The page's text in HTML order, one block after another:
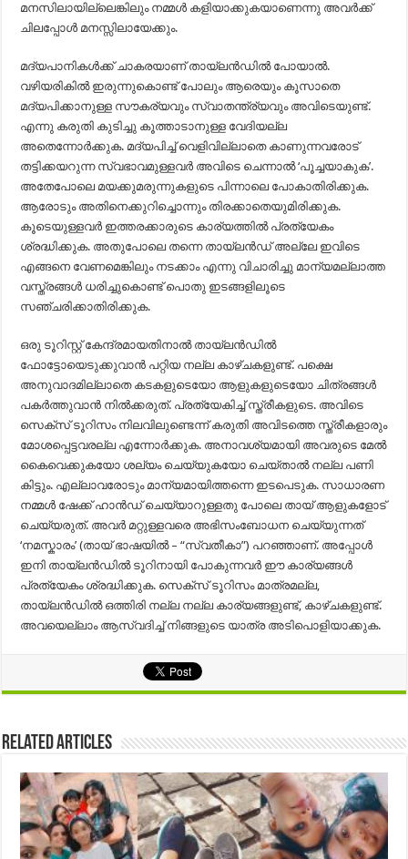
മനസിലായില്ലെങ്കിലും നമ്മൾ കളിയാക്കുകയാണെന്നു അവർക്ക്
ചിലപ്പോൾ മനസ്സിലായേക്കും.
മദ്യപാനികൾക്ക് ചാകരയാണ് തായ്‌ലൻഡിൽ പോയാൽ.
വഴിയരികിൽ ഇരുന്നുകൊണ്ട് പോലും ആരെയും കൂസാതെ
മദ്യപിക്കാനുള്ള സൗകര്യവും സ്വാതന്ത്ര്യവും അവിടെയുണ്ട്.
എന്നു കരുതി കുടിച്ചു കൂത്താടാനുള്ള വേദിയല്ല
അതെന്നോർക്കുക. മദ്യപിച്ച് വെളിവില്ലാതെ കാണുന്നവരോട്
തട്ടിക്കയറുന്ന സ്വഭാവമുള്ളവർ അവിടെ ചെന്നാൽ ‘പൂച്ചയാകുക’.
അതേപോലെ മയക്കുമരുന്നുകളുടെ പിന്നാലെ പോകാതിരിക്കുക.
ആരോടും അതിനെക്കുറിച്ചൊന്നും തിരക്കാതെയുമിരിക്കുക.
കൂടെയുള്ളവർ ഇത്തരക്കാരുടെ കാര്യത്തിൽ പ്രത്യേകം
ശ്രദ്ധിക്കുക. അതുപോലെ തന്നെ തായ്‌ലൻഡ് അല്ലേ ഇവിടെ
എങ്ങനെ വേണമെങ്കിലും നടക്കാം എന്നു വിചാരിച്ചു മാന്യമല്ലാത്ത
വസ്ത്രങ്ങൾ ധരിച്ചുകൊണ്ട് പൊതു ഇടങ്ങളിലൂടെ
സഞ്ചരിക്കാതിരിക്കുക.
ഒരു ടൂറിസ്റ്റ് കേന്ദ്രമായതിനാൽ തായ്‌ലൻഡിൽ
ഫോട്ടോയെടുക്കുവാൻ പറ്റിയ നല്ല കാഴ്ചകളുണ്ട്. പക്ഷെ
അനുവാദമില്ലാതെ കടകളുടെയോ ആളുകളുടെയോ ചിത്രങ്ങൾ
പകർത്തുവാൻ നിൽക്കരുത്. പ്രത്യേകിച്ച് സ്ത്രീകളുടെ. അവിടെ
സെക്സ് ടൂറിസം നിലവിലുണ്ടെന്ന് കരുതി അവിടത്തെ സ്ത്രീകളാരും
മോശപ്പെട്ടവരല്ല എന്നോർക്കുക. അനാവശ്യമായി അവരുടെ മേൽ
കൈവെക്കുകയോ ശല്യം ചെയ്യുകയോ ചെയ്‌താൽ നല്ല പണി
കിട്ടും. എല്ലാവരോടും മാന്യമായിത്തന്നെ ഇടപെടുക. സാധാരണ
നമ്മൾ ഷേക്ക് ഹാൻഡ് ചെയ്യാറുള്ളതു പോലെ തായ് ആളുകളോട്
ചെയ്യരുത്. അവർ മറ്റുള്ളവരെ അഭിസംബോധന ചെയ്യുന്നത്
‘നമസ്കാരം’ (തായ് ഭാഷയിൽ – “സ്വതീകാ”) പറഞ്ഞാണ്. അപ്പോൾ
ഇനി തായ്‌ലൻഡിൽ ടൂറിനായി പോകുന്നവർ ഈ കാര്യങ്ങൾ
പ്രത്യേകം ശ്രദ്ധിക്കുക. സെക്സ് ടൂറിസം മാത്രമല്ല,
തായ്‌ലൻഡിൽ ഒത്തിരി നല്ല നല്ല കാര്യങ്ങളുണ്ട്, കാഴ്ചകളുണ്ട്.
അവയെല്ലാം ആസ്വദിച്ച് നിങ്ങളുടെ യാത്ര അടിപൊളിയാക്കുക.
Related Articles